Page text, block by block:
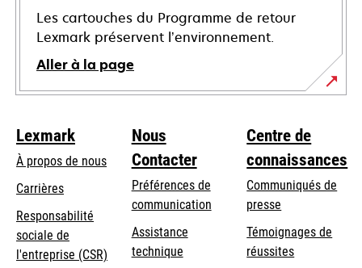
Les cartouches du Programme de retour
Lexmark préservent l’environnement.
Aller à la page
Lexmark
À propos de nous
Carrières
s’ouvre
dans
un
Responsabilité
sociale de
l'entreprise (CSR) s’ouvre
Nous
Contacter
Préférences de
communication
s’ouvre
dans
Assistance
techniques’ouvre
Centre de
connaissances
Communiqués de
presse
Témoignages de
réussites